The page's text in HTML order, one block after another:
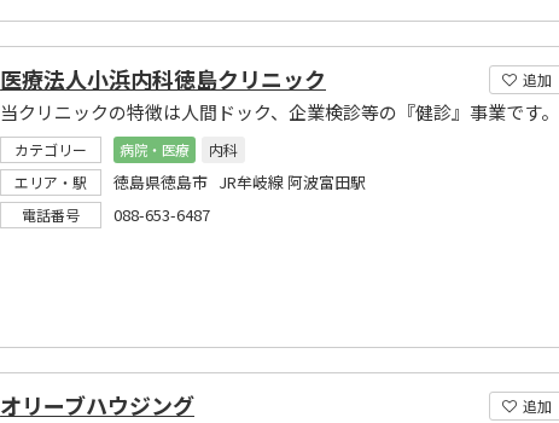
追加
医療法人小浜内科徳島クリニック
当クリニックの特徴は人間ドック、企業検診等の『健診』事業です。
カテゴリー 病院・医療
内科
エリア・駅
徳島県徳島市 JR牟岐線 阿波富田駅
電話番号 088-653-6487
追加
オリーブハウジング